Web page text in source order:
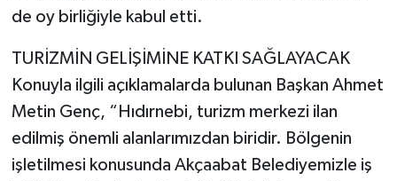
de oy birliğiyle kabul etti.
TURİZMİN GELİŞİMİNE KATKI SAĞLAYACAK
Konuyla ilgili açıklamalarda bulunan Başkan Ahmet
Metin Genç, “Hıdırnebi, turizm merkezi ilan
edilmiş önemli alanlarımızdan biridir. Bölgenin
işletilmesi konusunda Akçaabat Belediyemizle iş